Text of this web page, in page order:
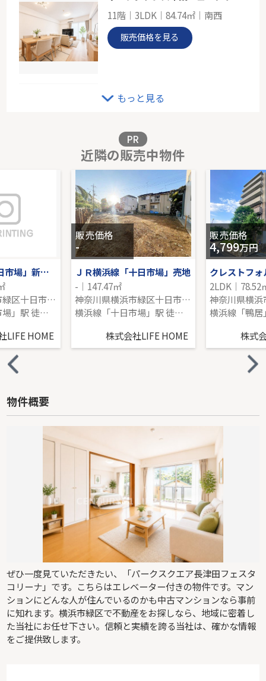
11階｜3LDK｜84.74㎡｜南西
販売価格を見る
販売価格を見る
-｜3LDK｜80.58㎡｜南東
販売価格を見る
もっと見る
PR
近隣の販売中物件
JR横浜線「十日市場」新築分譲
神奈川県横浜市緑区十日市場町
横浜線「十日市場」駅 徒歩7分
LIFE HOME
販売価格
-
ＪＲ横浜線「十日市場」売地
-｜147.47㎡
神奈川県横浜市緑区十日市場町
横浜線「十日市場」駅 徒歩10分
株式会社LIFE HOME
販売価格
4,799万円
2LDK｜78.52
横浜線「鴨居
株式
物件概要
ぜひ一度見ていただきたい、「パークスクエア長津田フェスタ
コリーナ」です。こちらはエレベーター付きの物件です。マン
ションにどんな人が住んでいるのかも中古マンションなら事前
に知れます。横浜市緑区で不動産をお探しなら、地域に密着し
た当社にお任せ下さい。信頼と実績を誇る当社は、確かな情報
をご提供致します。